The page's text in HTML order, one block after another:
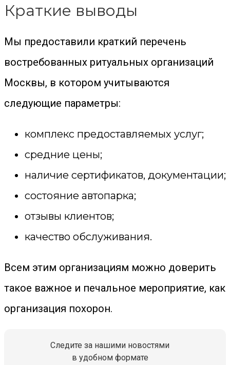
Краткие выводы
Мы предоставили краткий перечень
востребованных ритуальных организаций
Москвы, в котором учитываются
следующие параметры:
комплекс предоставляемых услуг;
средние цены;
наличие сертификатов, документации;
состояние автопарка;
отзывы клиентов;
качество обслуживания.
Всем этим организациям можно доверить
такое важное и печальное мероприятие, как
организация похорон.
Следите за нашими новостями
в удобном формате